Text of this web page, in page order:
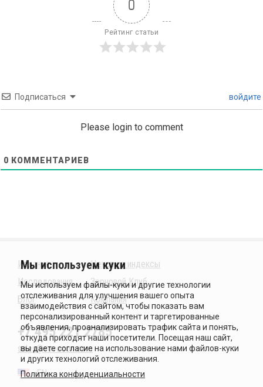
0
Рейтинг статьи
Подписаться войдите
Please login to comment
0 КОММЕНТАРИЕВ
Издания
Исследования
Блог
Ценовые индексы
Зерновой Клуб
Компания
+7 495 221 2785
sales@sovecon.com
EN
Политика конфиденциальности